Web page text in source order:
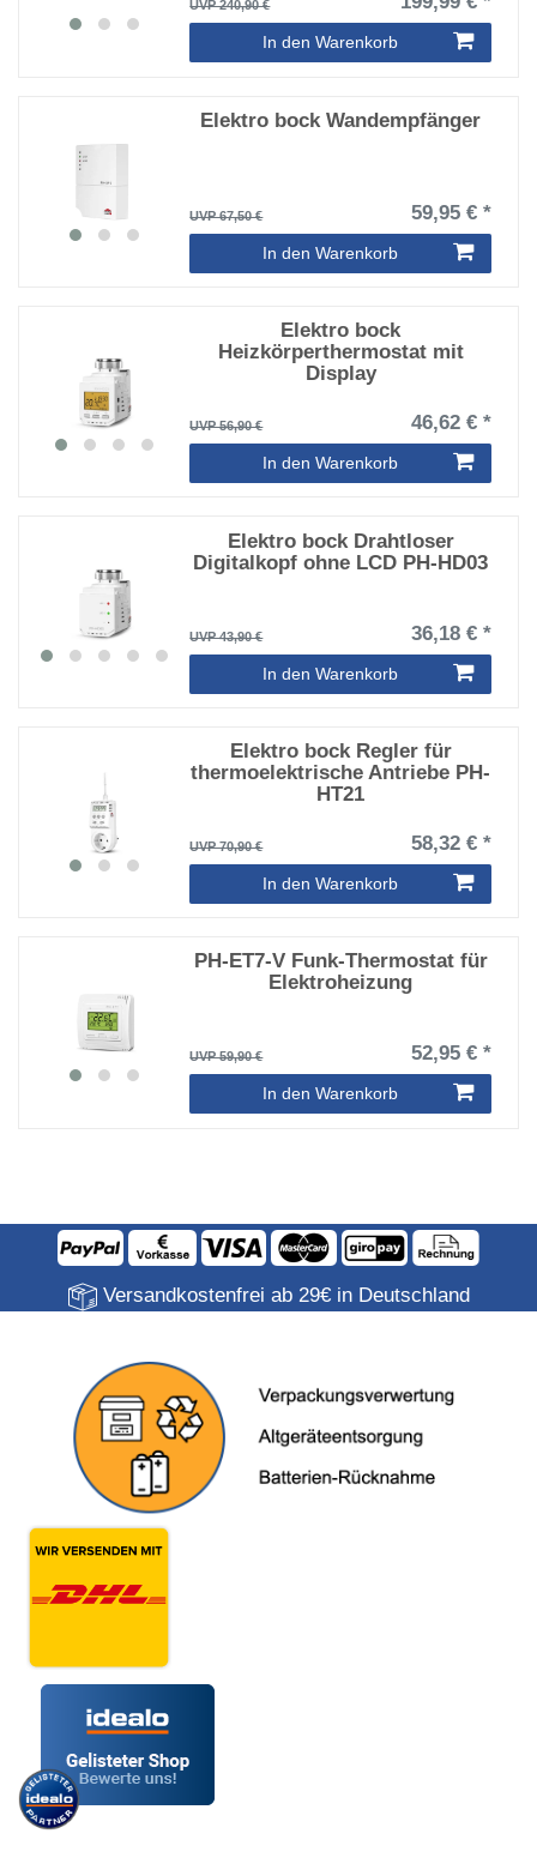
UVP 240,90 €
In den Warenkorb
Elektro bock Wandempfänger
UVP 67,50 € 59,95 € *
In den Warenkorb
Elektro bock
Heizkörperthermostat mit
Display
UVP 56,90 € 46,62 € *
In den Warenkorb
Elektro bock Drahtloser
Digitalkopf ohne LCD PH-HD03
UVP 43,90 € 36,18 € *
In den Warenkorb
Elektro bock Regler für
thermoelektrische Antriebe PH-
HT21
UVP 70,90 € 58,32 € *
In den Warenkorb
PH-ET7-V Funk-Thermostat für
Elektroheizung
UVP 59,90 € 52,95 € *
In den Warenkorb
Versandkostenfrei ab 29€ in Deutschland